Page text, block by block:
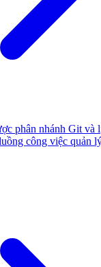
phân nhánh Git và
công việc quản